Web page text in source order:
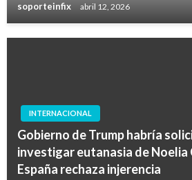
soporteinfix abril 12, 2026
INTERNACIONAL
Gobierno de Trump habría
investigar eutanasia de Noelia
España rechaza injerencia